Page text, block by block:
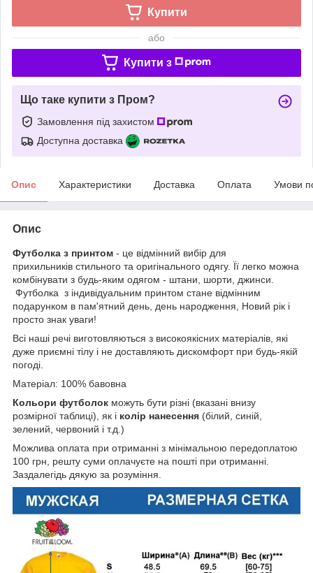
Купити
або
Купити з
Що таке купити з Пром?
Замовлення під захистом
Доступна доставка
Опис Характеристики Доставка Оплата Умови
Опис
Футболка з принтом - це відмінний вибір для
прихильників стильного та оригінального одягу. Її легко можна
комбінувати з будь-яким одягом - штани, шорти, джинси.
Футболка з індивідуальним принтом стане відмінним
подарунком в пам'ятний день, день народження, Новий рік і
просто знак уваги!
Всі наші речі виготовляються з високоякісних матеріалів, які
дуже приємні тілу і не доставляють дискомфорт при будь-якій
погоді.
Матеріал: 100% бавовна
Кольори футболок можуть бути різні (вказані внизу
розмірної таблиці), як і колір нанесення (білий, синій,
зелений, червоний і т.д.)
Можлива оплата при отриманні з мінімальною передоплатою
100 грн, решту суми оплачуєте на пошті при отриманні.
Заздалегідь дякую за розуміння.